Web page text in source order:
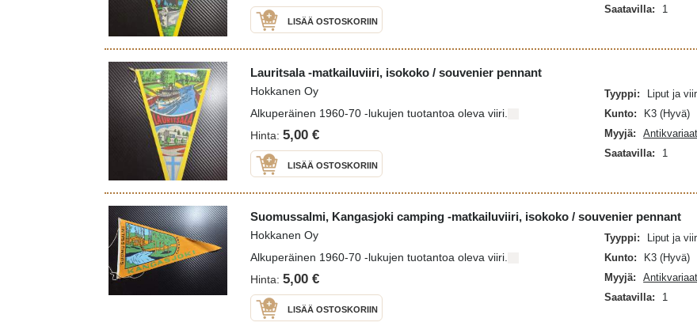
LISÄÄ OSTOSKORIIN
Saatavilla:
1
Lauritsala -matkailuviiri, isokoko / souvenier pennant
Hokkanen Oy
Alkuperäinen 1960-70 -lukujen tuotantoa oleva viiri.
Hinta: 5,00 €
LISÄÄ OSTOSKORIIN
Tyyppi:
Liput ja
Kunto:
K3 (Hyvä)
Myyjä:
Saatavilla:
1
Suomussalmi, Kangasjoki camping -matkailuviiri, isokoko / souvenier pennant
Hokkanen Oy
Alkuperäinen 1960-70 -lukujen tuotantoa oleva viiri.
Hinta: 5,00 €
LISÄÄ OSTOSKORIIN
Tyyppi:
Liput ja
Kunto:
K3 (Hyvä)
Myyjä:
Saatavilla:
1